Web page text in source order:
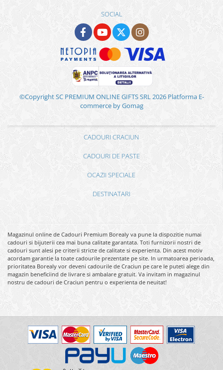
SOCIAL
©Copyright SC PREMIUM ONLINE GIFTS SRL 2026 Platforma E-
commerce by Gomag
CADOURI CRACIUN
CADOURI DE PASTE
OCAZII SPECIALE
DESTINATARI
Magazinul online de Cadouri Premium Borealy va pune la dispozitie numai
cadouri si bijuterii cea mai buna calitate garantata. Toti furnizorii nostri de
cadouri sunt alesi pe criterii stricte de calitate si experienta. Din acest motiv
acordam garantie la toate cadourile prezentate pe site. In urmatoarea perioada,
prioritatea Borealy vor deveni cadourile de Craciun pe care le puteti alege din
magazin beneficiind de livrare si ambalare gratuit. Va invitam in magazinul
nostru de cadouri de Craciun pentru o experienta de neuitat!